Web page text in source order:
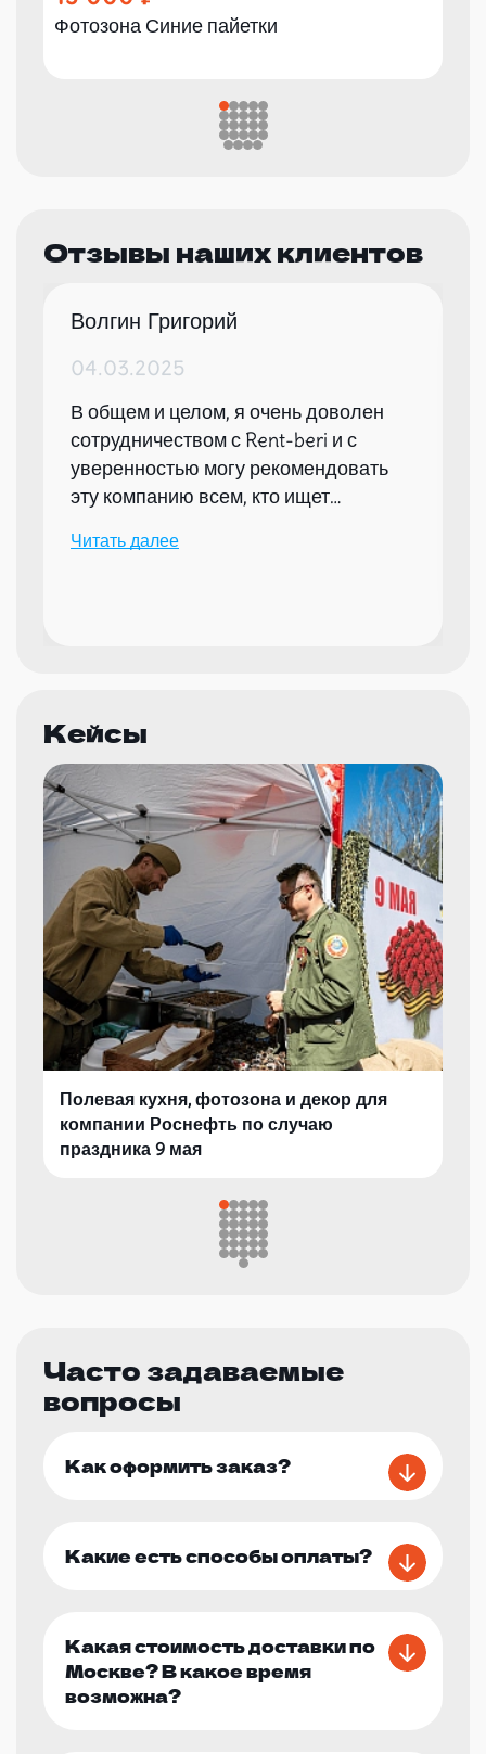
Фотозона Синие пайетки
Отзывы наших клиентов
Волгин Григорий
04.03.2025
В общем и целом, я очень доволен
сотрудничеством с Rent-beri и с
уверенностью могу рекомендовать
эту компанию всем, кто ищет
мероприятий.
Читать далее
Кейсы
Полевая кухня, фотозона и декор для
компании Роснефть по случаю
праздника 9 мая
Часто задаваемые
вопросы
Как оформить заказ?
Какие есть способы оплаты?
Какая стоимость доставки по
Москве? В какое время
возможна?